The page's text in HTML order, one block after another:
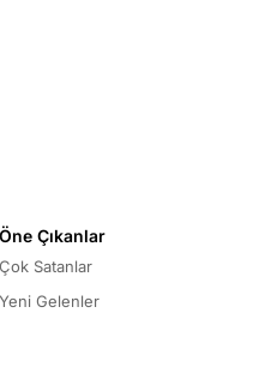
Öne Çıkanlar
Çok Satanlar
Yeni Gelenler